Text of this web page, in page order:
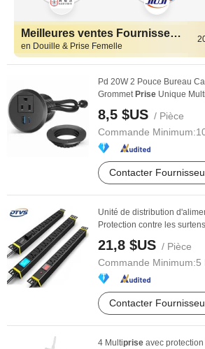
Meilleures ventes Fournisseurs
en Douille & Prise Femelle
Pd 20W 2 Pouce Bureau
Grommet Prise Unique Multi
de Charge ...
8,5 $US / Pièce
Commande Minimum:
Contacter
Unité de distribution
Protection contre les
21,8 $US / Pièce
Commande Minimum:5
Contacter
4 Multiprise avec